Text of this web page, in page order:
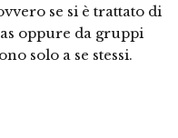
se si è trattato di
oppure da gruppi
solo a se stessi.